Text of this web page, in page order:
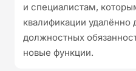
и специалистам,
квалификации удалённо
должностных
новые функции.